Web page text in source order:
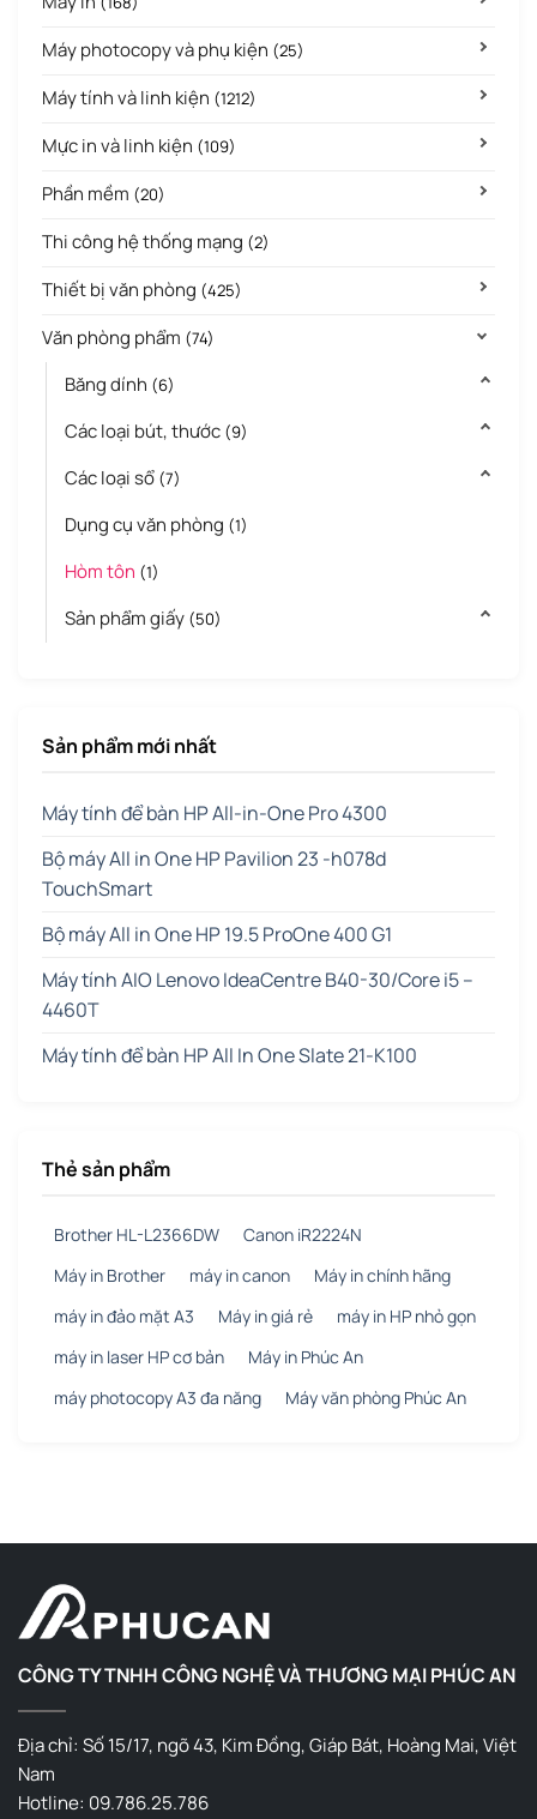
Máy photocopy và phụ kiện (25)
Máy tính và linh kiện (1212)
Mực in và linh kiện (109)
Phần mềm (20)
Thi công hệ thống mạng (2)
Thiết bị văn phòng (425)
Văn phòng phẩm (74)
Băng dính (6)
Các loại bút, thước (9)
Các loại sổ (7)
Dụng cụ văn phòng (1)
Hòm tôn (1)
Sản phẩm giấy (50)
Sản phẩm mới nhất
Máy tính để bàn HP All-in-One Pro 4300
Bộ máy All in One HP Pavilion 23 -h078d
TouchSmart
Bộ máy All in One HP 19.5 ProOne 400 G1
Máy tính AIO Lenovo IdeaCentre B40-30/Core i5 –
4460T
Máy tính để bàn HP All In One Slate 21-K100
Thẻ sản phẩm
Brother HL-L2366DW
Canon iR2224N
Máy in Brother
máy in canon
Máy in chính hãng
máy in đảo mặt A3
Máy in giá rẻ
máy in HP nhỏ gọn
máy in laser HP cơ bản
Máy in Phúc An
máy photocopy A3 đa năng
Máy văn phòng Phúc An
CÔNG TY TNHH CÔNG NGHỆ VÀ THƯƠNG MẠI PHÚC AN
Địa chỉ: Số 15/17, ngõ 43, Kim Đồng, Giáp Bát, Hoàng Mai, Việt
Nam
Hotline: 09.786.25.786